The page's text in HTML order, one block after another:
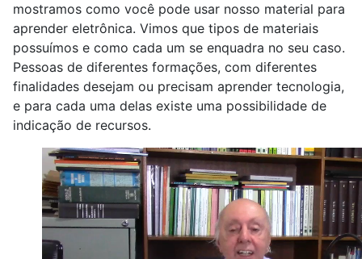
mostramos como você pode usar nosso material para
aprender eletrônica. Vimos que tipos de materiais
possuímos e como cada um se enquadra no seu caso.
Pessoas de diferentes formações, com diferentes
finalidades desejam ou precisam aprender tecnologia,
e para cada uma delas existe uma possibilidade de
indicação de recursos.